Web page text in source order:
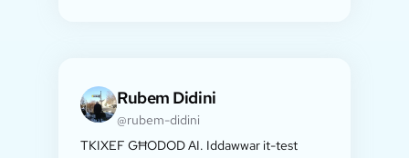
Rubem Didini
@rubem-didini
TKIXEF GĦODOD AI. Iddawwar it-test